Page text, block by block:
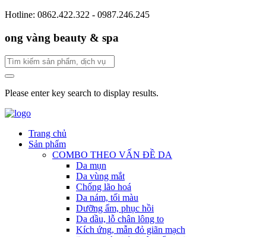
Hotline: 0862.422.322 - 0987.246.245
ong vàng beauty & spa
Please enter key search to display results.
Trang chủ
Sản phẩm
COMBO THEO VẤN ĐỀ DA
Da mụn
Da vùng mắt
Chống lão hoá
Da nám, tối màu
Dưỡng ẩm, phục hồi
Da dầu, lỗ chân lông to
Kích ứng, mẫn đỏ giãn mạch